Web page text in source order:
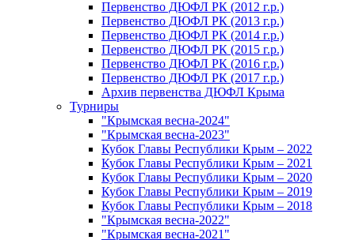
Первенство ДЮФЛ РК (2012 г.р.)
Первенство ДЮФЛ РК (2013 г.р.)
Первенство ДЮФЛ РК (2014 г.р.)
Первенство ДЮФЛ РК (2015 г.р.)
Первенство ДЮФЛ РК (2016 г.р.)
Первенство ДЮФЛ РК (2017 г.р.)
Архив первенства ДЮФЛ Крыма
Турниры
"Крымская весна-2024"
"Крымская весна-2023"
Кубок Главы Республики Крым – 2022
Кубок Главы Республики Крым – 2021
Кубок Главы Республики Крым – 2020
Кубок Главы Республики Крым – 2019
Кубок Главы Республики Крым – 2018
"Крымская весна-2022"
"Крымская весна-2021"